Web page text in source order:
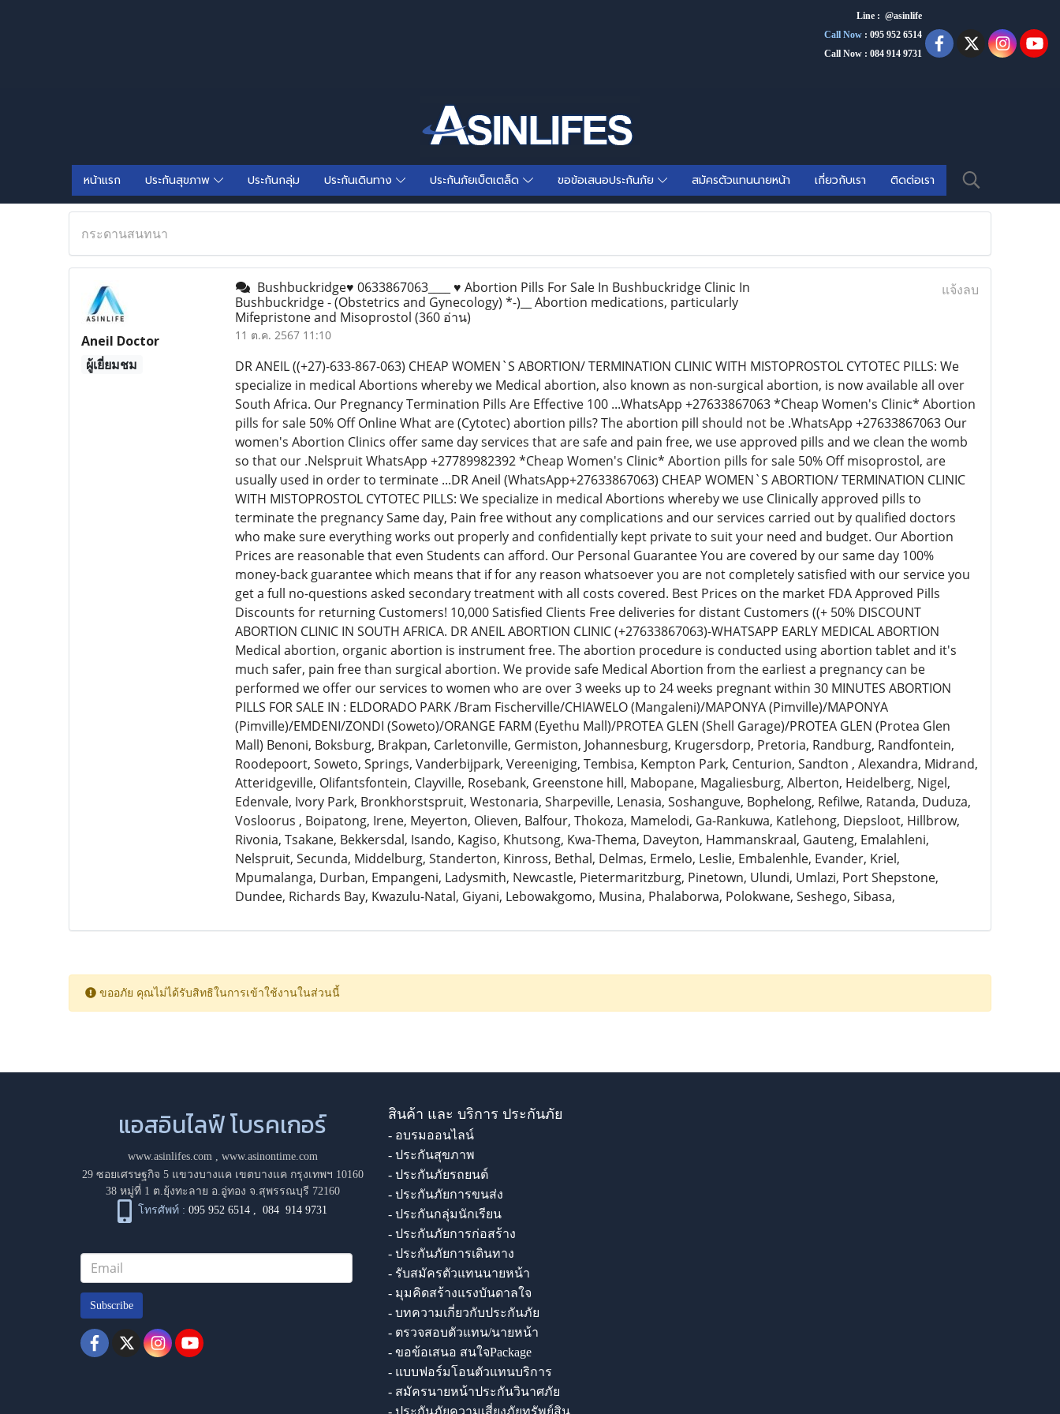
Line : @asinlife
Call Now : 095 952 6514
Call Now : 084 914 9731
หน้าแรก ประกันสุขภาพ ประกันกลุ่ม ประกันเดินทาง ประกันภัยเบ็ตเตล็ด ขอข้อเสนอประกันภัย สมัครตัวแทนนายหน้า เกี่ยวกับเรา ติดต่อเรา
กระดานสนทนา
Aneil Doctor
ผู้เยี่ยมชม
Bushbuckridge♥ 0633867063____ ♥ Abortion Pills For Sale In Bushbuckridge Clinic In
Bushbuckridge - (Obstetrics and Gynecology) *-)__ Abortion medications, particularly
Mifepristone and Misoprostol (360 อ่าน)
11 ต.ค. 2567 11:10
แจ้งลบ
DR ANEIL ((+27)-633-867-063) CHEAP WOMEN`S ABORTION/ TERMINATION CLINIC WITH MISTOPROSTOL CYTOTEC PILLS: We
specialize in medical Abortions whereby we Medical abortion, also known as non-surgical abortion, is now available all over
South Africa. Our Pregnancy Termination Pills Are Effective 100 ...WhatsApp +27633867063 *Cheap Women's Clinic* Abortion
pills for sale 50% Off Online What are (Cytotec) abortion pills? The abortion pill should not be .WhatsApp +27633867063 Our
women's Abortion Clinics offer same day services that are safe and pain free, we use approved pills and we clean the womb
so that our .Nelspruit WhatsApp +27789982392 *Cheap Women's Clinic* Abortion pills for sale 50% Off misoprostol, are
usually used in order to terminate ...DR Aneil (WhatsApp+27633867063) CHEAP WOMEN`S ABORTION/ TERMINATION CLINIC
WITH MISTOPROSTOL CYTOTEC PILLS: We specialize in medical Abortions whereby we use Clinically approved pills to
terminate the pregnancy Same day, Pain free without any complications and our services carried out by qualified doctors
who make sure everything works out properly and confidentially kept private to suit your need and budget. Our Abortion
Prices are reasonable that even Students can afford. Our Personal Guarantee You are covered by our same day 100%
money-back guarantee which means that if for any reason whatsoever you are not completely satisfied with our service you
get a full no-questions asked secondary treatment with all costs covered. Best Prices on the market FDA Approved Pills
Discounts for returning Customers! 10,000 Satisfied Clients Free deliveries for distant Customers ((+ 50% DISCOUNT
ABORTION CLINIC IN SOUTH AFRICA. DR ANEIL ABORTION CLINIC (+27633867063)-WHATSAPP EARLY MEDICAL ABORTION
Medical abortion, organic abortion is instrument free. The abortion procedure is conducted using abortion tablet and it's
much safer, pain free than surgical abortion. We provide safe Medical Abortion from the earliest a pregnancy can be
performed we offer our services to women who are over 3 weeks up to 24 weeks pregnant within 30 MINUTES ABORTION
PILLS FOR SALE IN : ELDORADO PARK /Bram Fischerville/CHIAWELO (Mangaleni)/MAPONYA (Pimville)/MAPONYA
(Pimville)/EMDENI/ZONDI (Soweto)/ORANGE FARM (Eyethu Mall)/PROTEA GLEN (Shell Garage)/PROTEA GLEN (Protea Glen
Mall) Benoni, Boksburg, Brakpan, Carletonville, Germiston, Johannesburg, Krugersdorp, Pretoria, Randburg, Randfontein,
Roodepoort, Soweto, Springs, Vanderbijpark, Vereeniging, Tembisa, Kempton Park, Centurion, Sandton , Alexandra, Midrand,
Atteridgeville, Olifantsfontein, Clayville, Rosebank, Greenstone hill, Mabopane, Magaliesburg, Alberton, Heidelberg, Nigel,
Edenvale, Ivory Park, Bronkhorstspruit, Westonaria, Sharpeville, Lenasia, Soshanguve, Bophelong, Refilwe, Ratanda, Duduza,
Vosloorus , Boipatong, Irene, Meyerton, Olieven, Balfour, Thokoza, Mamelodi, Ga-Rankuwa, Katlehong, Diepsloot, Hillbrow,
Rivonia, Tsakane, Bekkersdal, Isando, Kagiso, Khutsong, Kwa-Thema, Daveyton, Hammanskraal, Gauteng, Emalahleni,
Nelspruit, Secunda, Middelburg, Standerton, Kinross, Bethal, Delmas, Ermelo, Leslie, Embalenhle, Evander, Kriel,
Mpumalanga, Durban, Empangeni, Ladysmith, Newcastle, Pietermaritzburg, Pinetown, Ulundi, Umlazi, Port Shepstone,
Dundee, Richards Bay, Kwazulu-Natal, Giyani, Lebowakgomo, Musina, Phalaborwa, Polokwane, Seshego, Sibasa,
ขออภัย คุณไม่ได้รับสิทธิในการเข้าใช้งานในส่วนนี้
แอสอินไลฟ์ โบรคเกอร์
www.asinlifes.com, www.asinontime.com
29 ซอยเศรษฐกิจ 5 แขวงบางแค เขตบางแค กรุงเทพฯ 10160
38 หมู่ที่ 1 ต.ยุ้งทะลาย อ.อู่ทอง จ.สุพรรณบุรี 72160
โทรศัพท์ : 095 952 6514 ,084 914 9731
Subscribe
สินค้า และ บริการ ประกันภัย
- อบรมออนไลน์
- ประกันสุขภาพ
- ประกันภัยรถยนต์
- ประกันภัยการขนส่ง
- ประกันกลุ่มนักเรียน
- ประกันภัยการก่อสร้าง
- ประกันภัยการเดินทาง
- รับสมัครตัวแทนนายหน้า
- มุมคิดสร้างแรงบันดาลใจ
- บทความเกี่ยวกับประกันภัย
- ตรวจสอบตัวแทน/นายหน้า
- ขอข้อเสนอ สนใจPackage
- แบบฟอร์มโอนตัวแทนบริการ
- สมัครนายหน้าประกันวินาศภัย
- ประกันภัยความเสี่ยงภัยทรัพย์สิน